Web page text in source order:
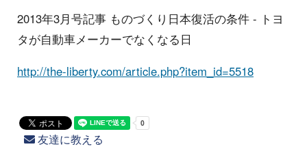
2013年3月号記事 ものづくり日本復活の条件 - トヨ
タが自動車メーカーでなくなる日
http://the-liberty.com/article.php?item_id=5518
友達に教える